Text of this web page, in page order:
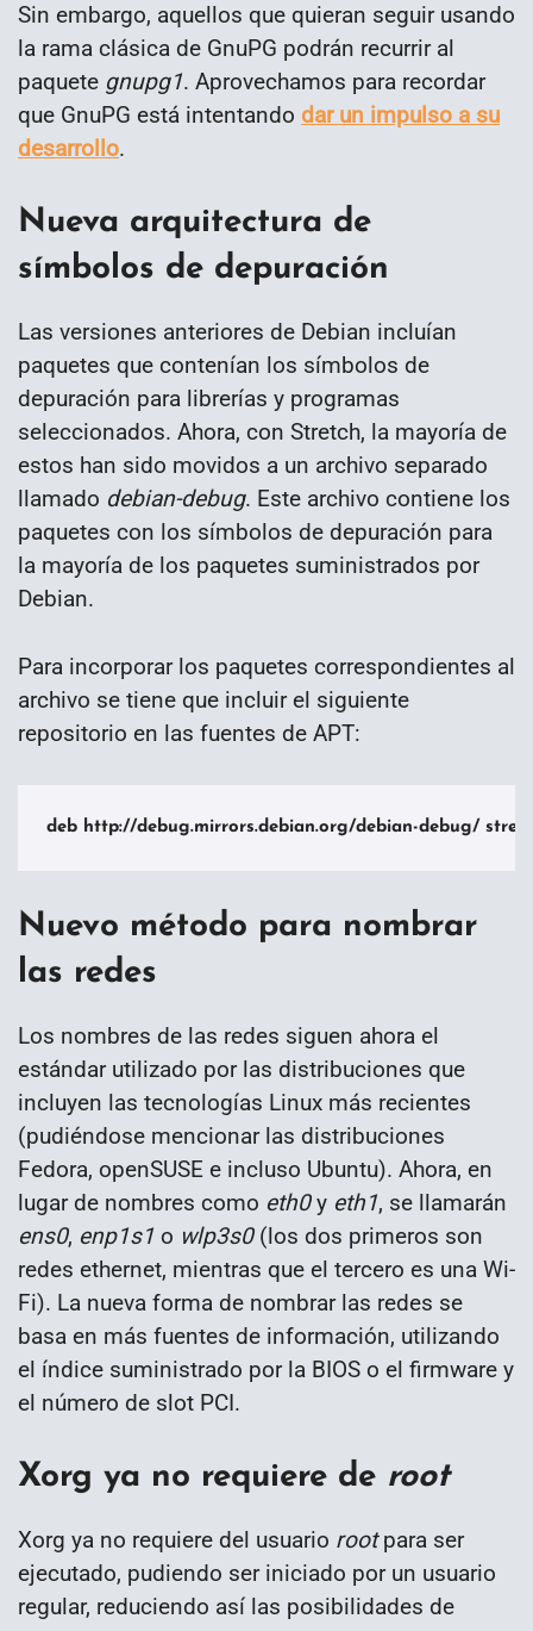
Sin embargo, aquellos que quieran seguir usando
la rama clásica de GnuPG podrán recurrir al
paquete gnupg1. Aprovechamos para recordar
que GnuPG está intentando dar un impulso a su
desarrollo.
Nueva arquitectura de
símbolos de depuración
Las versiones anteriores de Debian incluían
paquetes que contenían los símbolos de
depuración para librerías y programas
seleccionados. Ahora, con Stretch, la mayoría de
estos han sido movidos a un archivo separado
llamado debian-debug. Este archivo contiene los
paquetes con los símbolos de depuración para
la mayoría de los paquetes suministrados por
Debian.
Para incorporar los paquetes correspondientes al
archivo se tiene que incluir el siguiente
repositorio en las fuentes de APT:
deb http://debug.mirrors.debian.org/debian-debug/
Nuevo método para nombrar
las redes
Los nombres de las redes siguen ahora el
estándar utilizado por las distribuciones que
incluyen las tecnologías Linux más recientes
(pudiéndose mencionar las distribuciones
Fedora, openSUSE e incluso Ubuntu). Ahora, en
lugar de nombres como eth0y eth1, se llamarán
ens0, enp1s1 o wlp3s0(los dos primeros son
redes ethernet, mientras que el tercero es una Wi-
Fi). La nueva forma de nombrar las redes se
basa en más fuentes de información, utilizando
el índice suministrado por la BIOS o el firmware y
el número de slot PCI.
Xorg ya no requiere de root
Xorg ya no requiere del usuario rootpara ser
ejecutado, pudiendo ser iniciado por un usuario
regular, reduciendo así las posibilidades de